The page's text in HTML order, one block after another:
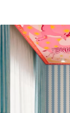
45 .00 27